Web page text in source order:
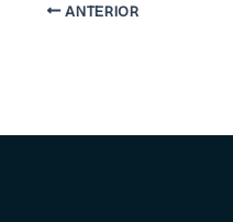
ANTERIOR